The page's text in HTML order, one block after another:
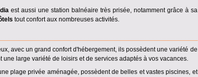
est aussi une station balnéaire très prisée, notamment grâce à sa
tout confort aux nombreuses activités.
avec un grand confort d'hébergement, ils possèdent une variété de
large variété de loisirs et de services adaptés à vos vacances.
plage privée aménagée, possèdent de belles et vastes piscines, et